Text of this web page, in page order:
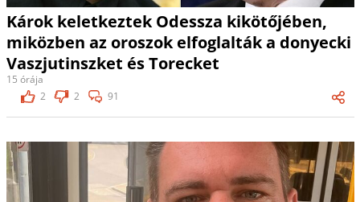
Károk keletkeztek Odessza kikötőjében,
miközben az oroszok elfoglalták a donyecki
Vaszjutinszket és Torecket
15 órája
2
2 91